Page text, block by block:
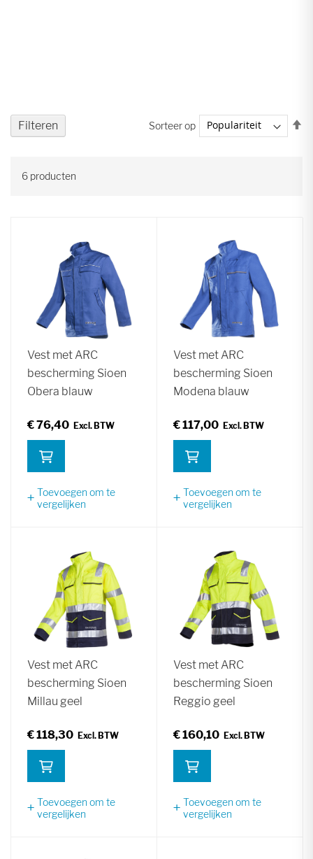
6 producten
Sorteer op
Vest met ARC
bescherming Sioen
Obera blauw
€ 76,40
Toevoegen om te
vergelijken
Vest met ARC
bescherming Sioen
Modena blauw
€ 117,00
Toevoegen om te
vergelijken
Vest met ARC
bescherming Sioen
Millau geel
€ 118,30
Toevoegen om te
vergelijken
Vest met ARC
bescherming Sioen
Reggio geel
€ 160,10
Toevoegen om te
vergelijken
Filteren